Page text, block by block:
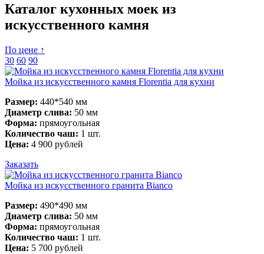
Каталог кухонных моек из
искусственного камня
По цене ↑
30 60 90
Мойка из искусственного камня Florentia для кухни
Размер: 440*540 мм
Диаметр слива: 50 мм
Форма: прямоугольная
Количество чаш: 1 шт.
Цена: 4 900 рублей
Заказать
Мойка из искусственного гранита Bianco
Размер: 490*490 мм
Диаметр слива: 50 мм
Форма: прямоугольная
Количество чаш: 1 шт.
Цена: 5 700 рублей